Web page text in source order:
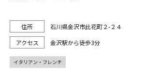
石川県金沢市此花町２-２４
金沢駅から徒歩3分
イタリアン・フレンチ